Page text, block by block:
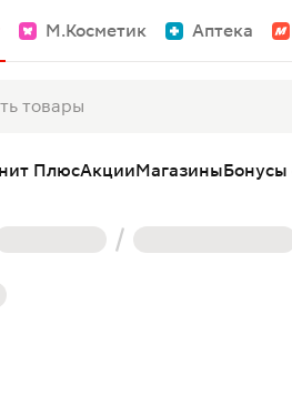
М.Косметик Аптека
ПлюсАкцииМагазиныБонусы